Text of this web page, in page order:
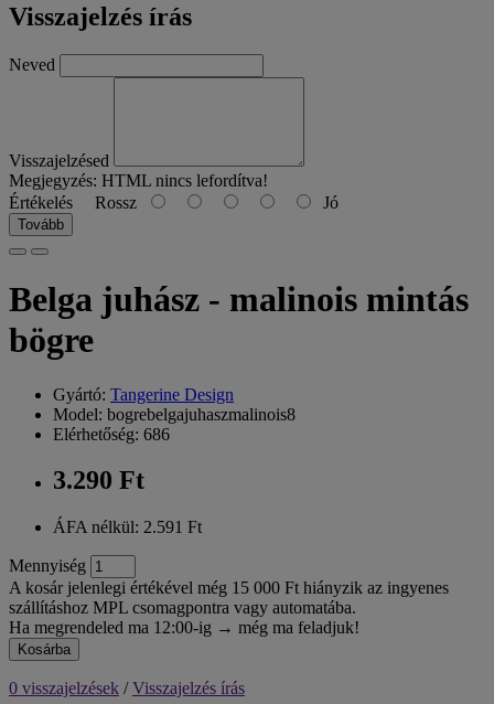
Visszajelzés írás
Neved
Visszajelzésed
Megjegyzés: HTML nincs lefordítva!
Értékelés Rossz Jó
Tovább
Belga juhász - malinois mintás
bögre
Gyártó: Tangerine Design
Model: bogrebelgajuhaszmalinois8
Elérhetőség: 686
3.290 Ft
ÁFA nélkül: 2.591 Ft
Mennyiség
A kosár jelenlegi értékével még 15 000 Ft hiányzik az ingyenes
szállításhoz MPL csomagpontra vagy automatába.
Ha megrendeled ma 12:00-ig → még ma feladjuk!
Kosárba
0 visszajelzések /Visszajelzés írás